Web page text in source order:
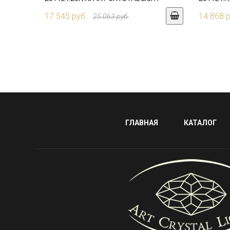
17 545 руб. 25 063 руб. 14 868
ГЛАВНАЯ КАТАЛОГ